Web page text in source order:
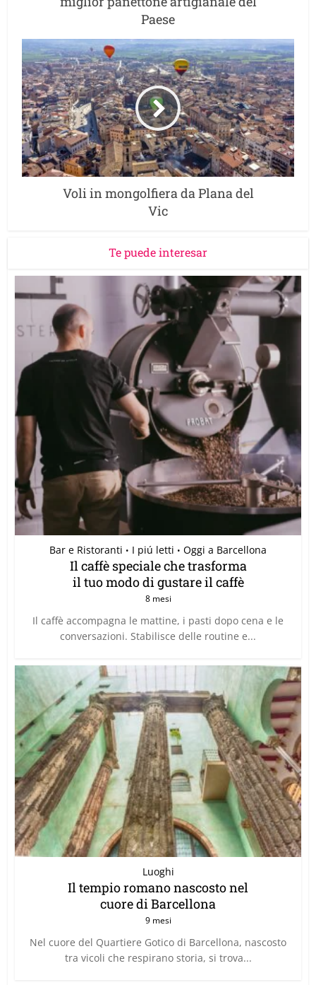
Paese
Voli in mongolfiera da Plana del
Vic
Te puede interesar
Bar e Ristoranti • I piú letti • Oggi a Barcellona
Il caffè speciale che trasforma
il tuo modo di gustare il caffè
8 mesi
Il caffè accompagna le mattine, i pasti dopo cena e le
conversazioni. Stabilisce delle routine e...
Luoghi
Il tempio romano nascosto nel
cuore di Barcellona
9 mesi
Nel cuore del Quartiere Gotico di Barcellona, nascosto
tra vicoli che respirano storia, si trova...